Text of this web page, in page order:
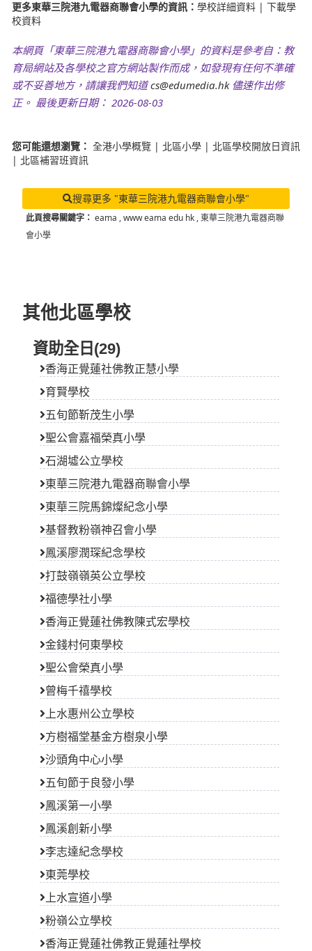
更多東華三院港九電器商聯會小學的資訊： 學校詳細資料 | 下載學
校資料
本網頁「東華三院港九電器商聯會小學」的資料是參考自：教
育局網站及各學校之官方網站製作而成，如發現有任何不準確
或不妥善地方，請讓我們知道cs@edumedia.hk儘速作出修
正。 最後更新日期： 2026-08-03
您可能還想瀏覽： 全港小學概覽 | 北區小學 | 北區學校開放日資訊
| 北區補習班資訊
搜尋更多 "東華三院港九電器商聯會小學"
此頁搜尋關鍵字： eama ,www eama edu hk ,東華三院港九電器商聯
會小學
其他北區學校
資助全日(29)
香海正覺蓮社佛教正慧小學
育賢學校
五旬節靳茂生小學
聖公會嘉福榮真小學
石湖墟公立學校
東華三院港九電器商聯會小學
東華三院馬錦燦紀念小學
基督教粉嶺神召會小學
鳳溪廖潤琛紀念學校
打鼓嶺嶺英公立學校
福德學社小學
香海正覺蓮社佛教陳式宏學校
金錢村何東學校
聖公會榮真小學
曾梅千禧學校
上水惠州公立學校
方樹福堂基金方樹泉小學
沙頭角中心小學
五旬節于良發小學
鳳溪第一小學
鳳溪創新小學
李志達紀念學校
東莞學校
上水宣道小學
粉嶺公立學校
香海正覺蓮社佛教正覺蓮社學校